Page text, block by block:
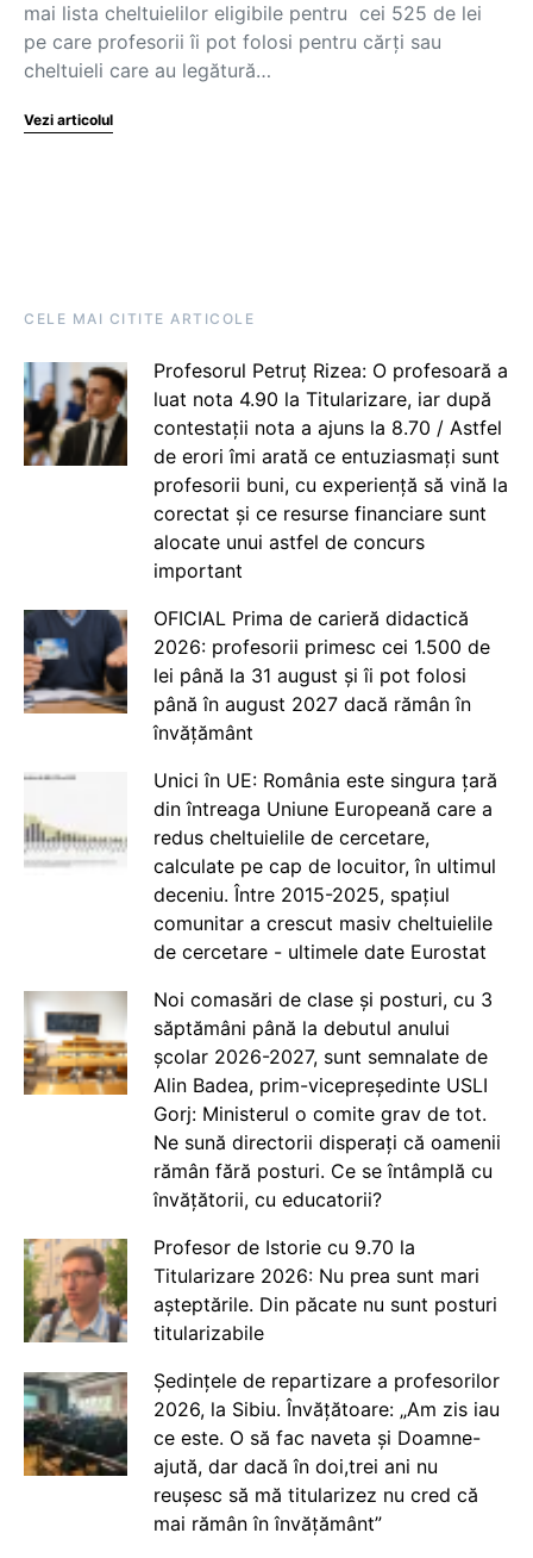
mai lista cheltuielilor eligibile pentru cei 525 de lei
pe care profesorii îi pot folosi pentru cărți sau
cheltuieli care au legătură…
Vezi articolul
CELE MAI CITITE ARTICOLE
Profesorul Petruț Rizea: O profesoară a
luat nota 4.90 la Titularizare, iar după
contestații nota a ajuns la 8.70 / Astfel
de erori îmi arată ce entuziasmați sunt
profesorii buni, cu experiență să vină la
corectat și ce resurse financiare sunt
alocate unui astfel de concurs
important
OFICIAL Prima de carieră didactică
2026: profesorii primesc cei 1.500 de
lei până la 31 august și îi pot folosi
până în august 2027 dacă rămân în
învățământ
Unici în UE: România este singura țară
din întreaga Uniune Europeană care a
redus cheltuielile de cercetare,
calculate pe cap de locuitor, în ultimul
deceniu. Între 2015-2025, spațiul
comunitar a crescut masiv cheltuielile
de cercetare - ultimele date Eurostat
Noi comasări de clase și posturi, cu 3
săptămâni până la debutul anului
școlar 2026-2027, sunt semnalate de
Alin Badea, prim-vicepreședinte USLI
Gorj: Ministerul o comite grav de tot.
Ne sună directorii disperați că oamenii
rămân fără posturi. Ce se întâmplă cu
învățătorii, cu educatorii?
Profesor de Istorie cu 9.70 la
Titularizare 2026: Nu prea sunt mari
așteptările. Din păcate nu sunt posturi
titularizabile
Ședințele de repartizare a profesorilor
2026, la Sibiu. Învățătoare: „Am zis iau
ce este. O să fac naveta și Doamne-
ajută, dar dacă în doi,trei ani nu
reușesc să mă titularizez nu cred că
mai rămân în învățământ”